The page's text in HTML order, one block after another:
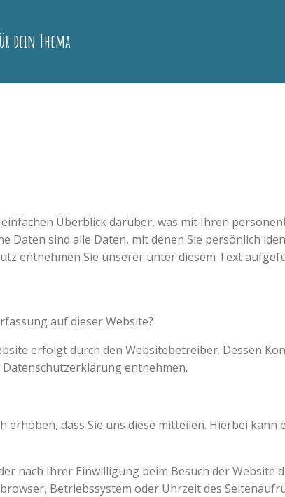
dein Thema
Überblick darüber, was mit Ihren
Daten sind alle Daten, mit denen Sie persönlich
entnehmen Sie unserer unter diesem Text
auf dieser Website?
erfolgt durch den Websitebetreiber. Dessen
entnehmen.
dass Sie uns diese mitteilen. Hierbei kann
nach Ihrer Einwilligung beim Besuch der Website
Betriebssystem oder Uhrzeit des